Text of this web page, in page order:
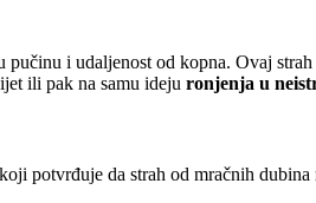
i udaljenost od kopna. Ovaj
ili pak na samu ideju ronjenja u
potvrđuje da strah od mračnih